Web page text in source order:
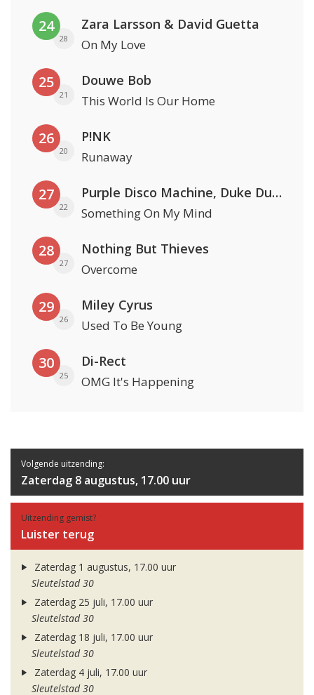
24
28
Zara Larsson & David Guetta
On My Love
25
21
Douwe Bob
This World Is Our Home
26
20
P!NK
Runaway
27
22
Purple Disco Machine, Duke Dumont & Nothing But Thieves
Something On My Mind
28
27
Nothing But Thieves
Overcome
29
26
Miley Cyrus
Used To Be Young
30
25
Di-Rect
OMG It's Happening
Volgende uitzending:
Zaterdag 8 augustus, 17.00 uur
Uitzending gemist?
Luister terug
Zaterdag 1 augustus, 17.00 uur
Sleutelstad 30
Zaterdag 25 juli, 17.00 uur
Sleutelstad 30
Zaterdag 18 juli, 17.00 uur
Sleutelstad 30
Zaterdag 4 juli, 17.00 uur
Sleutelstad 30